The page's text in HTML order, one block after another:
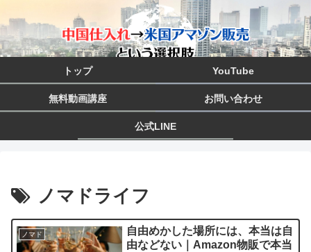
トップ YouTube
無料動画講座 お問い合わせ
公式LINE
ノマドライフ
ノマド
自由めかした場所には、本当は自
由などない｜Amazon物販で本当